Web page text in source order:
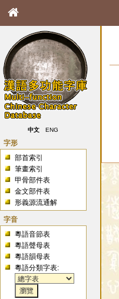
中文 ENG
字形
部首索引
筆畫索引
甲骨部件表
金文部件表
形義源流通解
字音
粵語音節表
粵語聲母表
粵語韻母表
粵語分類字表: